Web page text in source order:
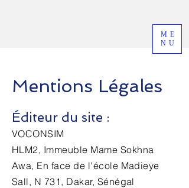
ME
NU
Mentions Légales
Éditeur du site :
VOCONSIM
HLM2, Immeuble Mame Sokhna
Awa, En face de l'école Madieye
Sall, N 731, Dakar, Sénégal